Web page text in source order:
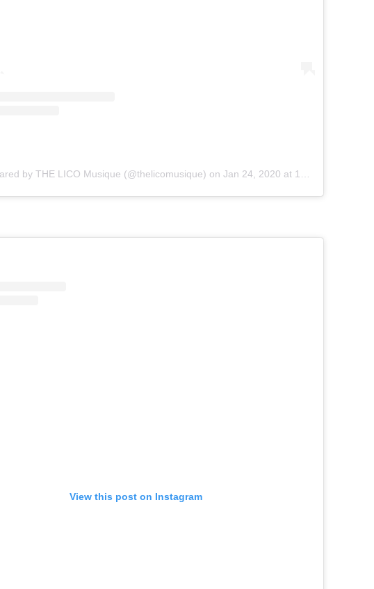
by THE LICO Musique (@thelicomusique) on Jan 24, 2020 at 10:58am PST
View this post on Instagram